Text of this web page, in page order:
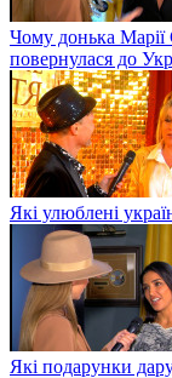
Чому донька Марії
повернулася до
Які улюблені
Які подарунки